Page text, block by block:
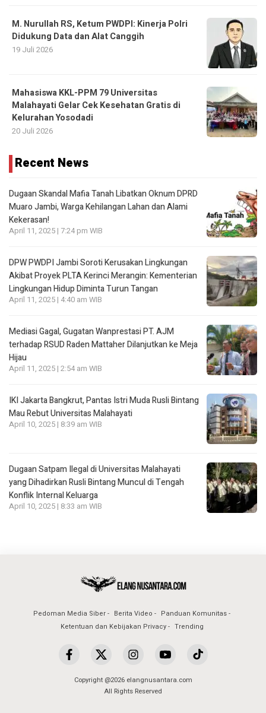
M. Nurullah RS, Ketum PWDPI: Kinerja Polri
Didukung Data dan Alat Canggih
19 Juli 2026
Mahasiswa KKL-PPM 79 Universitas
Malahayati Gelar Cek Kesehatan Gratis di
Kelurahan Yosodadi
20 Juli 2026
Recent News
Dugaan Skandal Mafia Tanah Libatkan Oknum DPRD
Muaro Jambi, Warga Kehilangan Lahan dan Alami
Kekerasan!
April 11, 2025 | 7:24 pm WIB
DPW PWDPI Jambi Soroti Kerusakan Lingkungan
Akibat Proyek PLTA Kerinci Merangin: Kementerian
Lingkungan Hidup Diminta Turun Tangan
April 11, 2025 | 4:40 am WIB
Mediasi Gagal, Gugatan Wanprestasi PT. AJM
terhadap RSUD Raden Mattaher Dilanjutkan ke Meja
Hijau
April 11, 2025 | 2:54 am WIB
IKI Jakarta Bangkrut, Pantas Istri Muda Rusli Bintang
Mau Rebut Universitas Malahayati
April 10, 2025 | 8:39 am WIB
Dugaan Satpam Ilegal di Universitas Malahayati
yang Dihadirkan Rusli Bintang Muncul di Tengah
Konflik Internal Keluarga
April 10, 2025 | 8:33 am WIB
Pedoman Media Siber Berita Video
Panduan Komunitas
Ketentuan dan Kebijakan Privacy
Trending
Copyright @2026 elangnusantara.com
All Rights Reserved